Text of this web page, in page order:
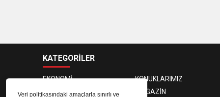
Veri politikasındaki amaçlarla sınırlı ve
KATEGORİLER
EKONOMİ
KONUKLARIMIZ
PROGRAMCILAR
MAGAZİN